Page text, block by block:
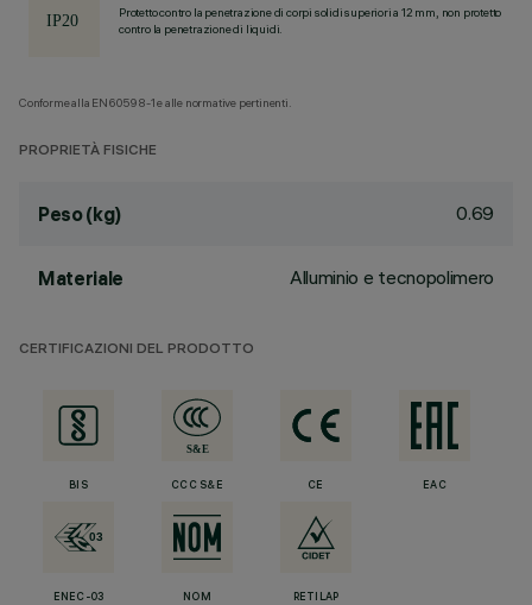
Protetto contro la penetrazione di corpi solidi superiori a 12 mm, non protetto
contro la penetrazione di liquidi.
Conforme alla EN60598-1 e alle normative pertinenti.
PROPRIETÀ FISICHE
Peso (kg) 0.69
Materiale Alluminio e tecnopolimero
CERTIFICAZIONI DEL PRODOTTO
BIS CCC S&E CE EAC
ENEC-03 NOM RETILAP